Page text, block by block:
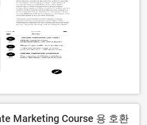
Marketing Course 용 호환